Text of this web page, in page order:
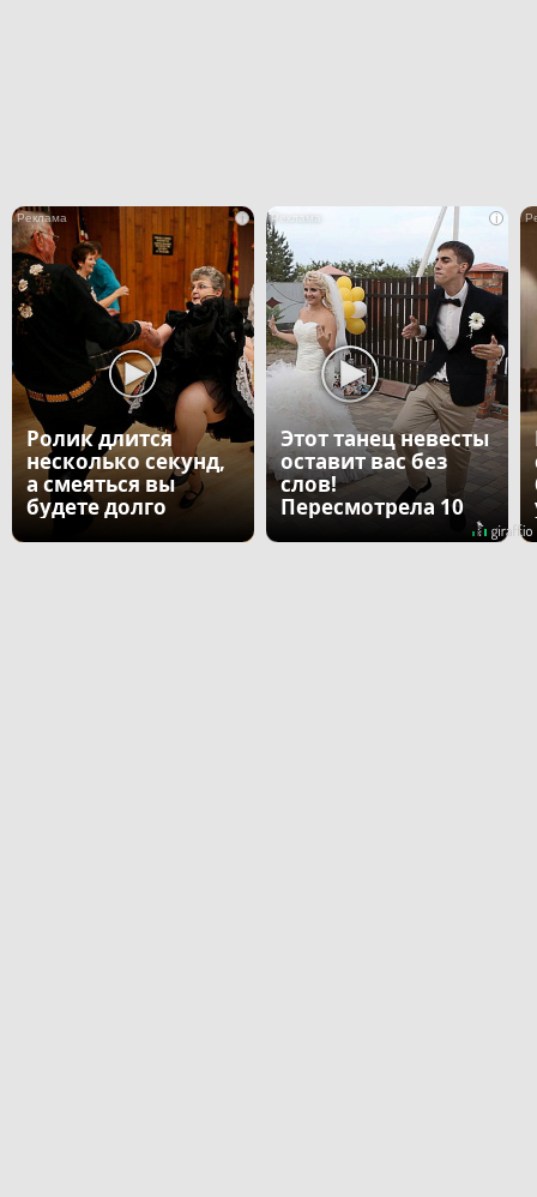
i
Ролик длится
несколько секунд,
а смеяться вы
будете долго
i
Этот танец невесты
оставит вас без
слов!
Пересмотрела 10